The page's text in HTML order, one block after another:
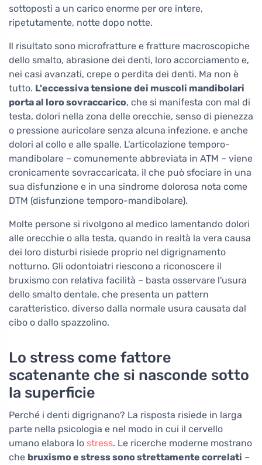
sottoposti a un carico enorme per ore intere,
ripetutamente, notte dopo notte.
Il risultato sono microfratture e fratture macroscopiche
dello smalto, abrasione dei denti, loro accorciamento e,
nei casi avanzati, crepe o perdita dei denti. Ma non è
tutto. L'eccessiva tensione dei muscoli mandibolari
porta al loro sovraccarico, che si manifesta con mal di
testa, dolori nella zona delle orecchie, senso di pienezza
o pressione auricolare senza alcuna infezione, e anche
dolori al collo e alle spalle. L'articolazione temporo-
mandibolare – comunemente abbreviata in ATM – viene
cronicamente sovraccaricata, il che può sfociare in una
sua disfunzione e in una sindrome dolorosa nota come
DTM (disfunzione temporo-mandibolare).
Molte persone si rivolgono al medico lamentando dolori
alle orecchie o alla testa, quando in realtà la vera causa
dei loro disturbi risiede proprio nel digrignamento
notturno. Gli odontoiatri riescono a riconoscere il
bruxismo con relativa facilità – basta osservare l'usura
dello smalto dentale, che presenta un pattern
caratteristico, diverso dalla normale usura causata dal
cibo o dallo spazzolino.
Lo stress come fattore
scatenante che si nasconde sotto
la superficie
Perché i denti digrignano? La risposta risiede in larga
parte nella psicologia e nel modo in cui il cervello
umano elabora lo stress. Le ricerche moderne mostrano
che bruxismo e stress sono strettamente correlati –